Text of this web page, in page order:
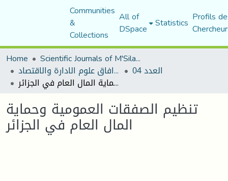
Communities
&
Collections
All of
DSpace Statistics Profils
Home
Scientific Journals of M'Sila University
مجلة افاق علوم الادارة والاقتصاد العدد 04
تنظيم الصفقات العمومية وحماية المال العام في الجزائر
تنظيم الصفقات العمومية وحماية
المال العام في الجزائر